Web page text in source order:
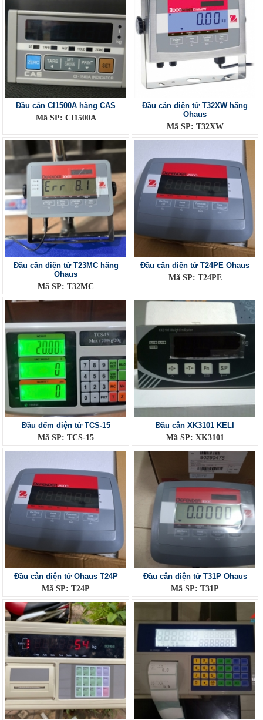
Đầu cân CI1500A hãng CAS
Mã SP: CI1500A
Đầu cân điện tử T32XW hãng
Ohaus
Mã SP: T32XW
Đầu cân điện tử T23MC hãng
Ohaus
Mã SP: T32MC
Đầu cân điện tử T24PE Ohaus
Mã SP: T24PE
Đầu đếm điện tử TCS-15
Mã SP: TCS-15
Đầu cân XK3101 KELI
Mã SP: XK3101
Đầu cân điện tử Ohaus T24P
Mã SP: T24P
Đầu cân điện tử T31P Ohaus
Mã SP: T31P